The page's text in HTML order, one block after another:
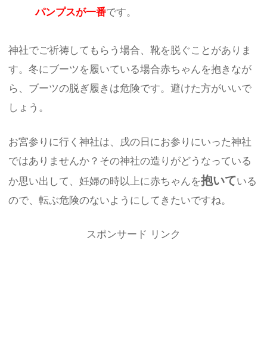
パンプスが一番です。
神社でご祈祷してもらう場合、靴を脱ぐことがありま
す。冬にブーツを履いている場合赤ちゃんを抱きなが
ら、ブーツの脱ぎ履きは危険です。避けた方がいいで
しょう。
お宮参りに行く神社は、戌の日にお参りにいった神社
ではありませんか？その神社の造りがどうなっている
か思い出して、妊婦の時以上に赤ちゃんを抱いている
ので、転ぶ危険のないようにしてきたいですね。
スポンサード リンク